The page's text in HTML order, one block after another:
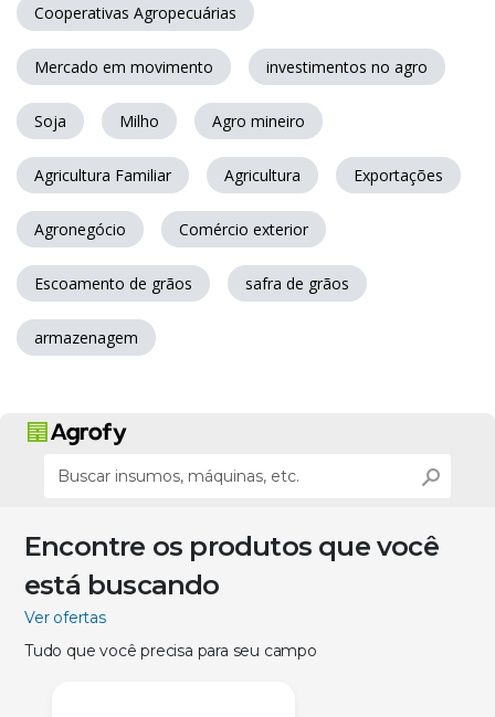
Cooperativas Agropecuárias
Mercado em movimento investimentos no agro
Soja Milho Agro mineiro
Agricultura Familiar Agricultura Exportações
Agronegócio Comércio exterior
Escoamento de grãos safra de grãos
armazenagem
Encontre os produtos que você
está buscando
Ver ofertas
Tudo que você precisa para seu campo